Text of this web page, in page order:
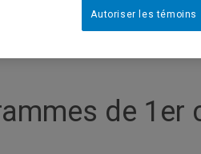
de 1er
Autoriser les témoins